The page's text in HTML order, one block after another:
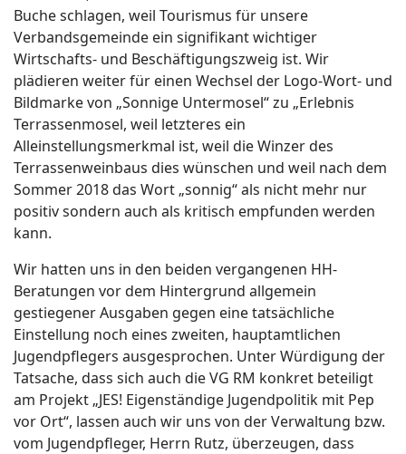
Buche schlagen, weil Tourismus für unsere
Verbandsgemeinde ein signifikant wichtiger
Wirtschafts- und Beschäftigungszweig ist. Wir
plädieren weiter für einen Wechsel der Logo-Wort- und
Bildmarke von „Sonnige Untermosel“ zu „Erlebnis
Terrassenmosel, weil letzteres ein
Alleinstellungsmerkmal ist, weil die Winzer des
Terrassenweinbaus dies wünschen und weil nach dem
Sommer 2018 das Wort „sonnig“ als nicht mehr nur
positiv sondern auch als kritisch empfunden werden
kann.
Wir hatten uns in den beiden vergangenen HH-
Beratungen vor dem Hintergrund allgemein
gestiegener Ausgaben gegen eine tatsächliche
Einstellung noch eines zweiten, hauptamtlichen
Jugendpflegers ausgesprochen. Unter Würdigung der
Tatsache, dass sich auch die VG RM konkret beteiligt
am Projekt „JES! Eigenständige Jugendpolitik mit Pep
vor Ort“, lassen auch wir uns von der Verwaltung bzw.
vom Jugendpfleger, Herrn Rutz, überzeugen, dass